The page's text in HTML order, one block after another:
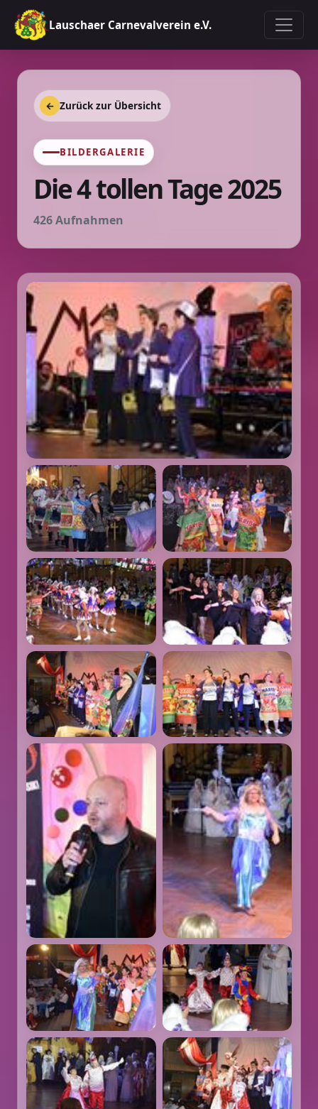
Lauschaer Carnevalverein e.V.
← Zurück zur Übersicht
BILDERGALERIE
Die 4 tollen Tage 2025
426 Aufnahmen